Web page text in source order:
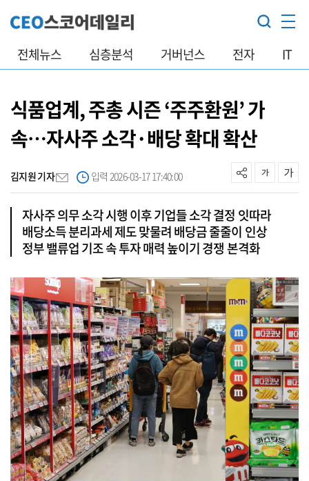
전체뉴스 심층분석 거버넌스 전자 IT
식품업계, 주총 시즌 ‘주주환원’ 가
속…자사주 소각·배당 확대 확산
김지원 기자 입력 2026-03-17 17:40:00
자사주 의무 소각 시행 이후 기업들 소각 결정 잇따라
배당소득 분리과세 제도 맞물려 배당금 줄줄이 인상
정부 밸류업 기조 속 투자 매력 높이기 경쟁 본격화